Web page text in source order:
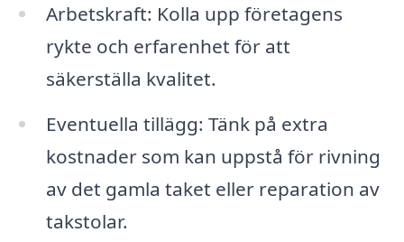
Arbetskraft: Kolla upp företagens
rykte och erfarenhet för att
säkerställa kvalitet.
Eventuella tillägg: Tänk på extra
kostnader som kan uppstå för rivning
av det gamla taket eller reparation av
takstolar.